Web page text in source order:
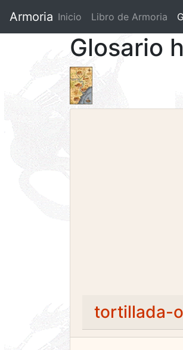
Armoria Inicio Libro de Armoria
Glosario
tortillada-o